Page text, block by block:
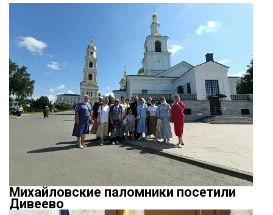
Михайловские паломники посетили
Дивеево